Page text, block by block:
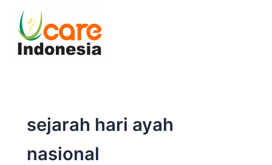
content
sejarah hari ayah
nasional